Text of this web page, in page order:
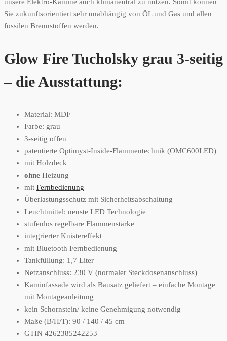
unsere Elektro-Kamine auch klimaneutral zu nutzen. Somit können
Sie zukunftsorientiert sehr unabhängig von ÖL und Gas und allen
fossilen Brennstoffen werden.
Glow Fire Tucholsky grau 3-seitig
– die Ausstattung:
Material: MDF
Farbe: grau
3-seitig offen
patentierte Optimyst-Inside-Flammentechnik (OMC600LED)
mit Holzdeck
ohne Heizung
mit Fernbedienung
Überlastungsschutz mit Sicherheitsabschaltung
Leuchtmittel: neuste LED Technologie
stufenlos regelbare Flammenstärke
integrierter Knistereffekt
mit Bluetooth Fernbedienung
Tankfüllung: 1,7 Liter
Netzanschluss: 230 V (normaler Steckdosenanschluss)
Kaminfassade wird als Bausatz geliefert – einfache Montage
mit Montageanleitung
kein Schornstein/ keine Genehmigung notwendig
Maße (B/H/T): 90 / 140 / 45 cm
GTIN 4262385242253